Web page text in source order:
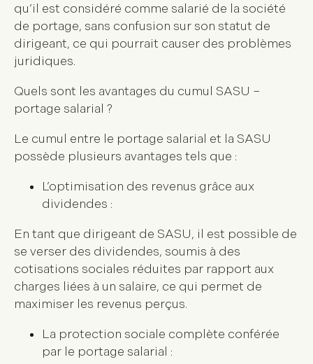
qu’il est considéré comme salarié de la société
de portage, sans confusion sur son statut de
dirigeant, ce qui pourrait causer des problèmes
juridiques.
Quels sont les avantages du cumul SASU –
portage salarial ?
Le cumul entre le portage salarial et la SASU
possède plusieurs avantages tels que :
L’optimisation des revenus grâce aux
dividendes :
En tant que dirigeant de SASU, il est possible de
se verser des dividendes, soumis à des
cotisations sociales réduites par rapport aux
charges liées à un salaire, ce qui permet de
maximiser les revenus perçus.
La protection sociale complète conférée
par le portage salarial :